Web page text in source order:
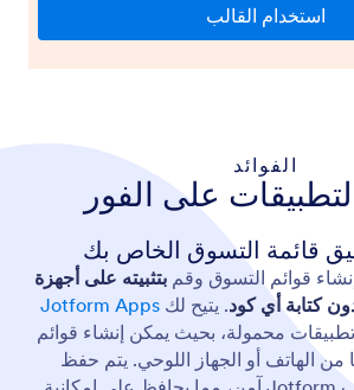
الفوائد
على الفور
قائمة التسوق الخاص بك
قوائم التسوق وقم بتثبيته على أجهزة
. يتيح لك Jotform Apps
تطبيقات محمولة، بحيث يمكن إنشاء قوائم
من الهاتف أو الجهاز اللوحي. يتم حفظ